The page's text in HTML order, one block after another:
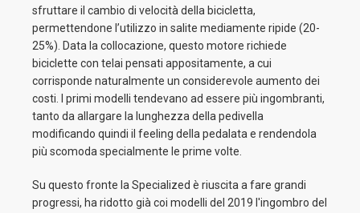
sfruttare il cambio di velocità della bicicletta,
permettendone l’utilizzo in salite mediamente ripide (20-
25%). Data la collocazione, questo motore richiede
biciclette con telai pensati appositamente, a cui
corrisponde naturalmente un considerevole aumento dei
costi. I primi modelli tendevano ad essere più ingombranti,
tanto da allargare la lunghezza della pedivella
modificando quindi il feeling della pedalata e rendendola
più scomoda specialmente le prime volte.
Su questo fronte la Specialized è riuscita a fare grandi
progressi, ha ridotto già coi modelli del 2019 l'ingombro del